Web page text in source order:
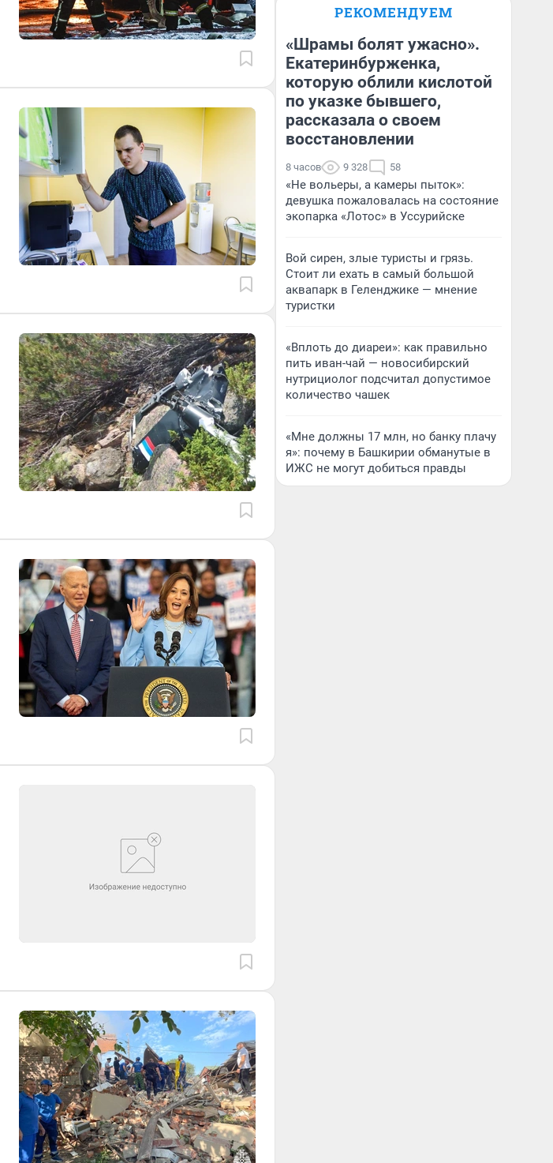
РЕКОМЕНДУЕМ
«Шрамы болят ужасно».
Екатеринбурженка,
которую облили кислотой
по указке бывшего,
рассказала о своем
восстановлении
8 часов 9 328 58
«Не вольеры, а камеры пыток»:
девушка пожаловалась на состояние
экопарка «Лотос» в Уссурийске
Вой сирен, злые туристы и грязь.
Стоит ли ехать в самый большой
аквапарк в Геленджике — мнение
туристки
«Вплоть до диареи»: как правильно
пить иван-чай — новосибирский
нутрициолог подсчитал допустимое
количество чашек
«Мне должны 17 млн, но банку плачу
я»: почему в Башкирии обманутые в
ИЖС не могут добиться правды